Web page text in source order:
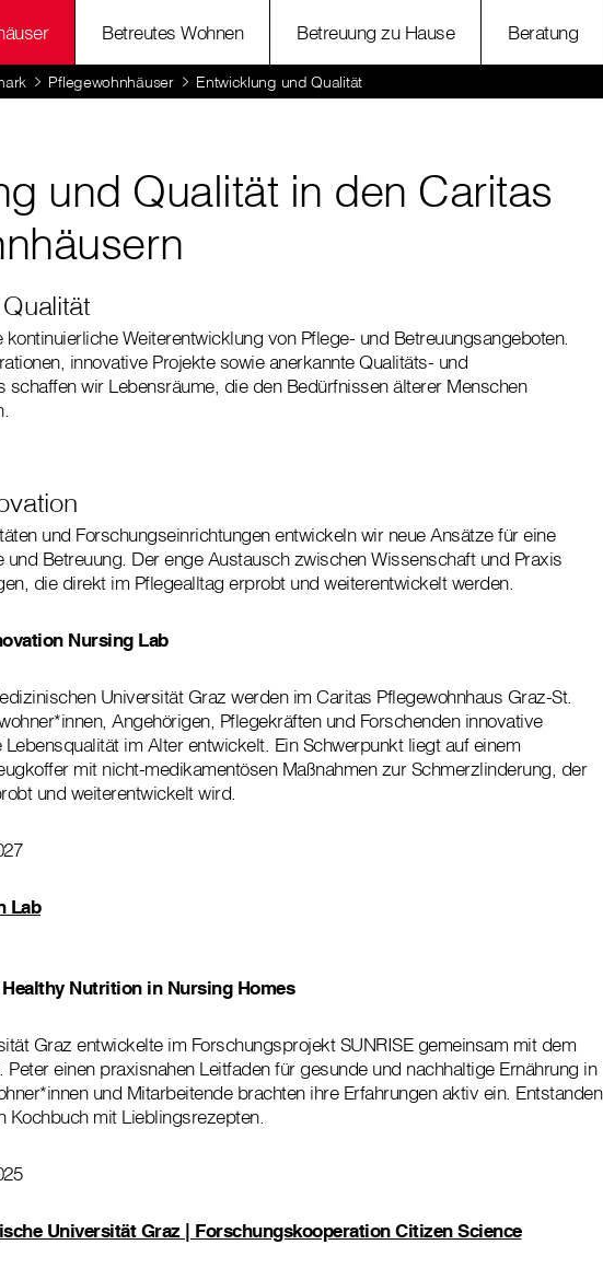
Betreutes Wohnen Betreuung zu Hause Beratung
Pflegewohnhäuser Entwicklung und Qualität
und Qualität in den Caritas
Weiterentwicklung von Pflege- und Betreuungsangeboten.
innovative Projekte sowie anerkannte Qualitäts- und
schaffen wir Lebensräume, die den Bedürfnissen älterer Menschen
und Forschungseinrichtungen entwickeln wir neue Ansätze für eine
und Betreuung. Der enge Austausch zwischen Wissenschaft und Praxis
die direkt im Pflegealltag erprobt und weiterentwickelt werden.
Nursing Lab
Universität Graz werden im Caritas Pflegewohnhaus Graz-St.
Angehörigen, Pflegekräften und Forschenden innovative
im Alter entwickelt. Ein Schwerpunkt liegt auf einem
mit nicht-medikamentösen Maßnahmen zur Schmerzlinderung, der
und weiterentwickelt wird.
Lab
Nutrition in Nursing Homes
Graz entwickelte im Forschungsprojekt SUNRISE gemeinsam mit dem
Peter einen praxisnahen Leitfaden für gesunde und nachhaltige Ernährung in
und Mitarbeitende brachten ihre Erfahrungen aktiv ein. Entstanden
Kochbuch mit Lieblingsrezepten.
Universität Graz | Forschungskooperation Citizen Science